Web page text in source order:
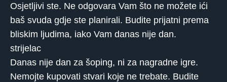
Osjetljivi ste. Ne odgovara Vam što ne možete ići
baš svuda gdje ste planirali. Budite prijatni prema
bliskim ljudima, iako Vam danas nije dan.
strijelac
Danas nije dan za šoping, ni za nagradne igre.
Nemojte kupovati stvari koje ne trebate. Budite